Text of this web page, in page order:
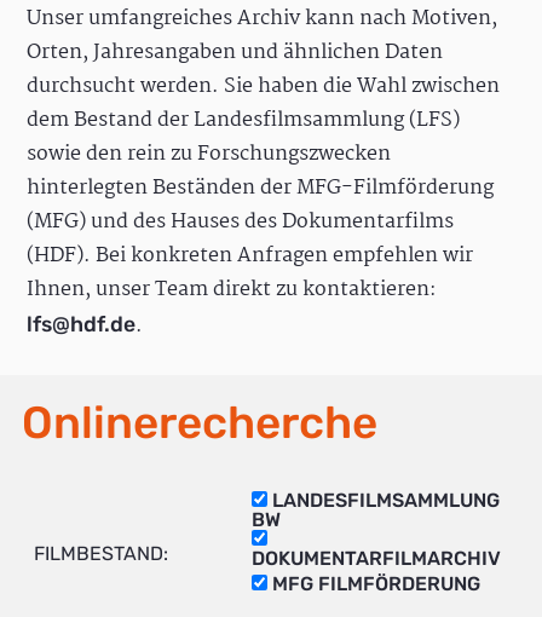
Unser umfangreiches Archiv kann nach Motiven,
Orten, Jahresangaben und ähnlichen Daten
durchsucht werden. Sie haben die Wahl zwischen
dem Bestand der Landesfilmsammlung (LFS)
sowie den rein zu Forschungszwecken
hinterlegten Beständen der MFG-Filmförderung
(MFG) und des Hauses des Dokumentarfilms
(HDF). Bei konkreten Anfragen empfehlen wir
Ihnen, unser Team direkt zu kontaktieren:
lfs@hdf.de.
Onlinerecherche
FILMBESTAND:
LANDESFILMSAMMLUNG
BW
DOKUMENTARFILMARCHIV
MFG FILMFÖRDERUNG